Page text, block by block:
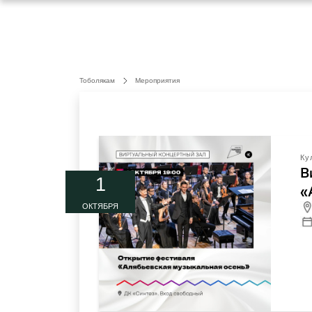
Тоболякам Мероприятия
1
ОКТЯБРЯ